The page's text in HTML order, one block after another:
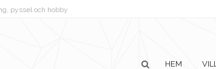
pyssel och hobby
HEM